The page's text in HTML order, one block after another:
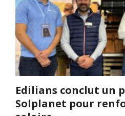
Edilians conclut un
Solplanet pour